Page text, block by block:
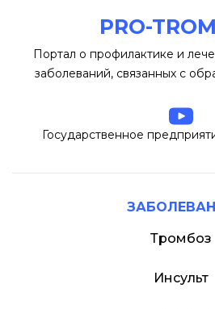
Портал о профилактике и
заболеваний, связанных с
PRO-
Государственное
Тромбоз
Инсульт